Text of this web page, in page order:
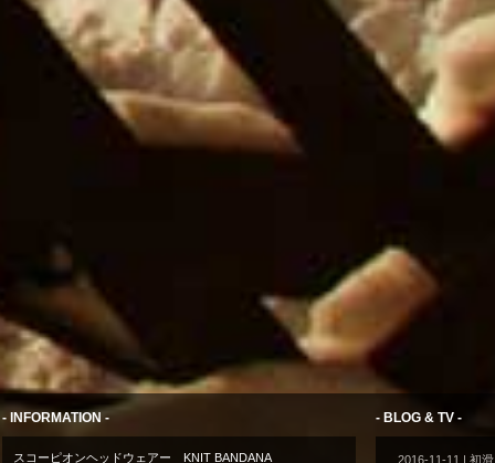
- INFORMATION -
スコーピオンヘッドウェアー KNIT BANDANA
- BLOG & TV -
2016-11-11 | 初